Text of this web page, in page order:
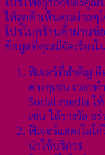
ให้ลูกค้าเห็นคุณง่ายๆ
โปรโมทร้านค้าผ่านช่
ข้อมูลที่คุณมีจัดเรียงใ
ฟีเจอร์ที่สำคัญ
ต่างๆเช่น เวลา
Social media ใ
เช่น ได้รางวัล อ
ฟีเจอร์แสดงโลโ
น่าใช้บริการ